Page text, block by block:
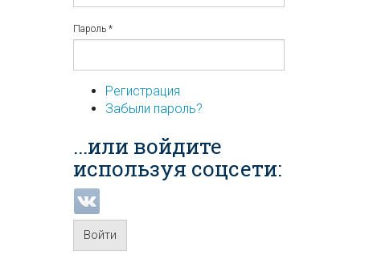
Пароль *
Регистрация
Забыли пароль?
...или войдите
используя соцсети:
Войти